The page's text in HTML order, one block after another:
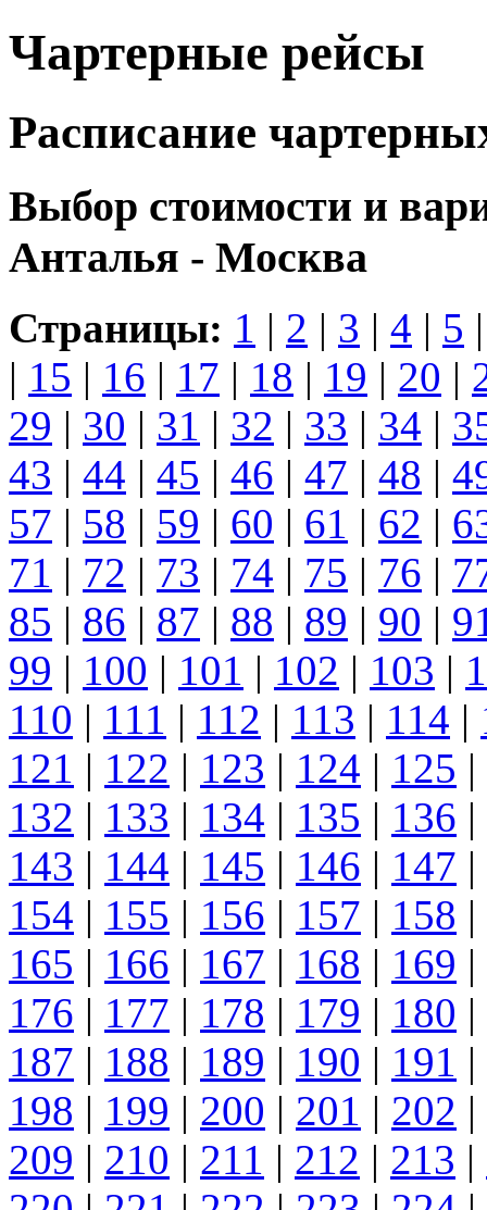
Чартерные рейсы
Расписание
Выбор стоимости и
Анталья - Москва
Страницы: 1 | 2 | 3 | 4 | 5
| 15 | 16 | 17 | 18 | 19 | 20 |
29 | 30 | 31 | 32 | 33 | 34 |
43 | 44 | 45 | 46 | 47 | 48 |
57 | 58 | 59 | 60 | 61 | 62 |
71 | 72 | 73 | 74 | 75 | 76 |
85 | 86 | 87 | 88 | 89 | 90 |
99 | 100 | 101 | 102 | 103 |
110 | 111 | 112 | 113 | 114 |
121 | 122 | 123 | 124 | 125 |
132 | 133 | 134 | 135 | 136 |
143 | 144 | 145 | 146 | 147 |
154 | 155 | 156 | 157 | 158 |
165 | 166 | 167 | 168 | 169 |
176 | 177 | 178 | 179 | 180 |
187 | 188 | 189 | 190 | 191 |
198 | 199 | 200 | 201 | 202 |
209 | 210 | 211 | 212 | 213 |